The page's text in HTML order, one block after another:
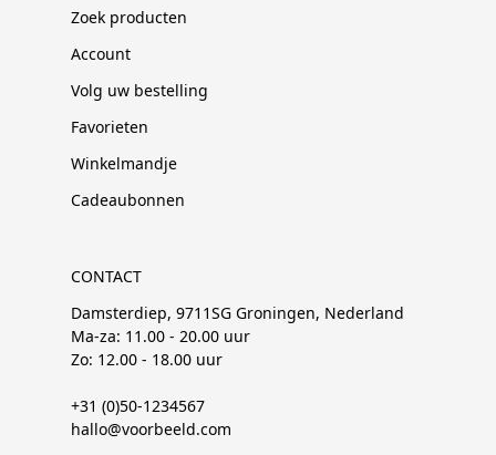
Zoek producten
Account
Volg uw bestelling
Favorieten
Winkelmandje
Cadeaubonnen
CONTACT
Damsterdiep, 9711SG Groningen, Nederland
Ma-za: 11.00 - 20.00 uur
Zo: 12.00 - 18.00 uur
+31 (0)50-1234567
hallo@voorbeeld.com